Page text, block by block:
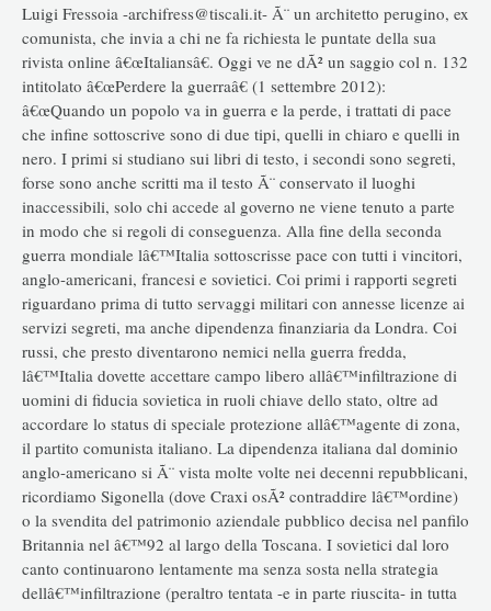
Luigi Fressoia -archifress@tiscali.it- Ã¨ un architetto perugino, ex
comunista, che invia a chi ne fa richiesta le puntate della sua
rivista online â€œItaliansâ€. Oggi ve ne dÃ² un saggio col n. 132
intitolato â€œPerdere la guerraâ€ (1 settembre 2012):
â€œQuando un popolo va in guerra e la perde, i trattati di pace
che infine sottoscrive sono di due tipi, quelli in chiaro e quelli in
nero. I primi si studiano sui libri di testo, i secondi sono segreti,
forse sono anche scritti ma il testo Ã¨ conservato il luoghi
inaccessibili, solo chi accede al governo ne viene tenuto a parte
in modo che si regoli di conseguenza. Alla fine della seconda
guerra mondiale lâ€™Italia sottoscrisse pace con tutti i vincitori,
anglo-americani, francesi e sovietici. Coi primi i rapporti segreti
riguardano prima di tutto servaggi militari con annesse licenze ai
servizi segreti, ma anche dipendenza finanziaria da Londra. Coi
russi, che presto diventarono nemici nella guerra fredda,
lâ€™Italia dovette accettare campo libero allâ€™infiltrazione di
uomini di fiducia sovietica in ruoli chiave dello stato, oltre ad
accordare lo status di speciale protezione allâ€™agente di zona,
il partito comunista italiano. La dipendenza italiana dal dominio
anglo-americano si Ã¨ vista molte volte nei decenni repubblicani,
ricordiamo Sigonella (dove Craxi osÃ² contraddire lâ€™ordine)
o la svendita del patrimonio aziendale pubblico decisa nel panfilo
Britannia nel â€™92 al largo della Toscana. I sovietici dal loro
canto continuarono lentamente ma senza sosta nella strategia
dellâ€™infiltrazione (peraltro tentata -e in parte riuscita- in tutta